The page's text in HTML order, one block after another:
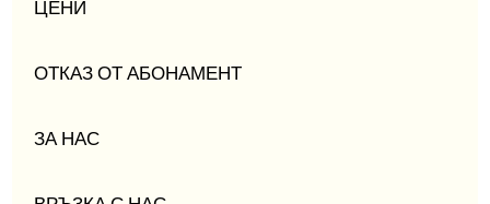
ЦЕНИ
ОТКАЗ ОТ АБОНАМЕНТ
ЗА НАС